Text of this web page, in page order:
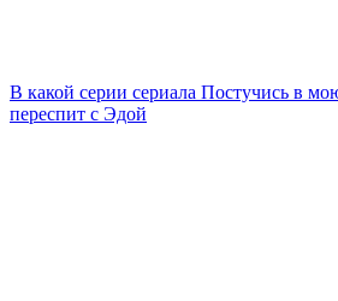
В какой серии сериала Постучись в
переспит с Эдой